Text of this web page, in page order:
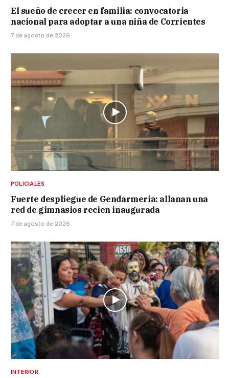
El sueño de crecer en familia: convocatoria
nacional para adoptar a una niña de Corrientes
7 de agosto de 2026
POLICIALES
Fuerte despliegue de Gendarmería: allanan una
red de gimnasios recien inaugurada
7 de agosto de 2026
INTERIOR